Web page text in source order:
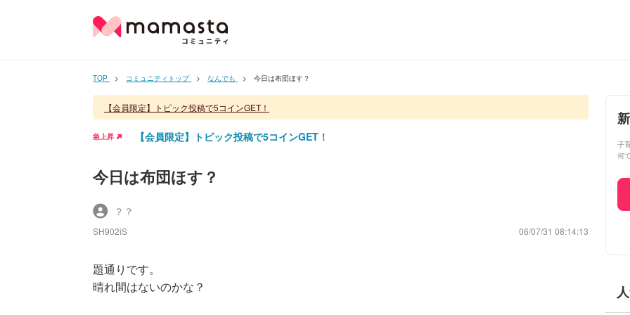
TOP コミュニティトップ なんでも 今日は布団ほす？
【会員限定】トピック投稿で5コインGET！
急上昇 【会員限定】トピック投稿で5コインGET！
今日は布団ほす？
？？
SH902iS 06/07/31 08:14:13
題通りです。
晴れ間はないのかな？
子
何